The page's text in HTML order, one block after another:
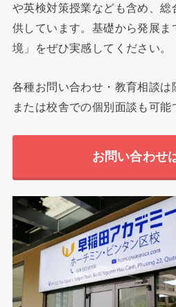
や英検対策授業なども含め、総
供しています。基礎から発展ま
境」をぜひ実感してください。
各種お問い合わせ・教育相談
または校舎での個別面談も可能
お問い合わせ